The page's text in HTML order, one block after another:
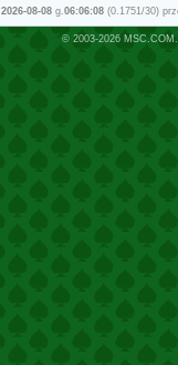
2026-08-08 g.06:06:08 (0.1751/30)
© 2003-2026